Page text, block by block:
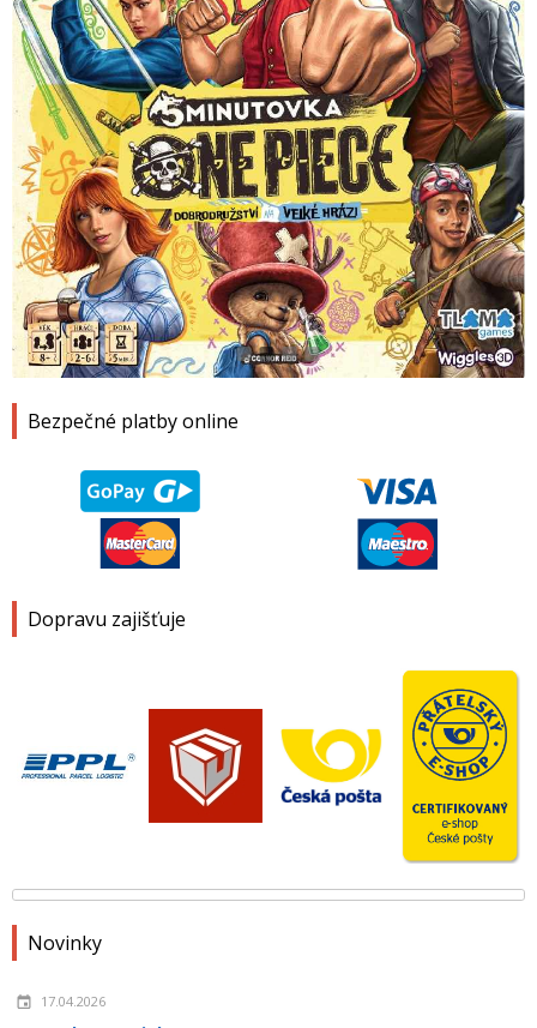
Bezpečné platby online
Dopravu zajišťuje
Novinky
17.04.2026